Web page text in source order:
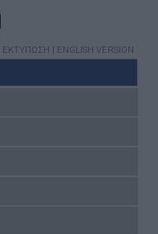
ΕΚΤΥΠΩΣΗ | ENGLISH VERSION